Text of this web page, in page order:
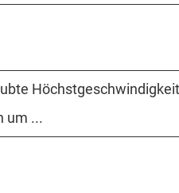
um ...